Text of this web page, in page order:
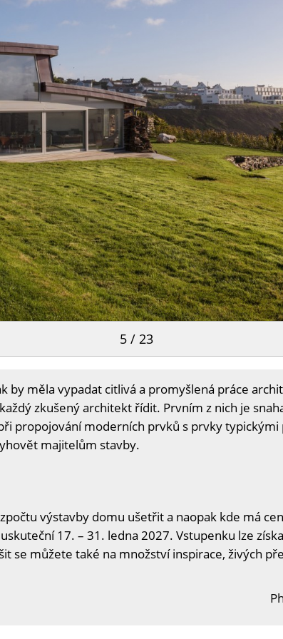
5 / 23
by měla vypadat citlivá a promyšlená práce
zkušený architekt řídit. Prvním z nich je
propojování moderních prvků s prvky
majitelům stavby.
výstavby domu ušetřit a naopak kde má
17. – 31. ledna 2027. Vstupenku lze
se můžete také na množství inspirace, živých